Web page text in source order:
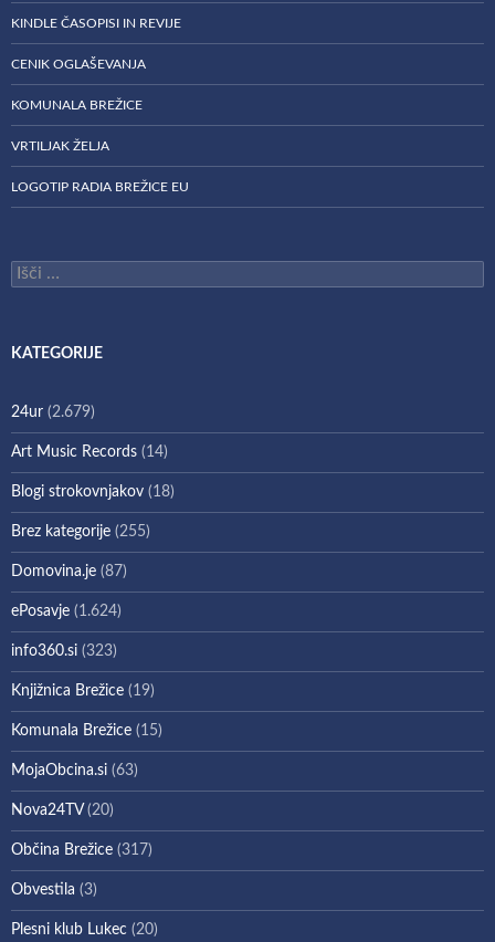
KINDLE ČASOPISI IN REVIJE
CENIK OGLAŠEVANJA
KOMUNALA BREŽICE
VRTILJAK ŽELJA
LOGOTIP RADIA BREŽICE EU
Išči:
KATEGORIJE
24ur (2.679)
Art Music Records (14)
Blogi strokovnjakov (18)
Brez kategorije (255)
Domovina.je (87)
ePosavje (1.624)
info360.si (323)
Knjižnica Brežice (19)
Komunala Brežice (15)
MojaObcina.si (63)
Nova24TV(20)
Občina Brežice (317)
Obvestila (3)
Plesni klub Lukec (20)